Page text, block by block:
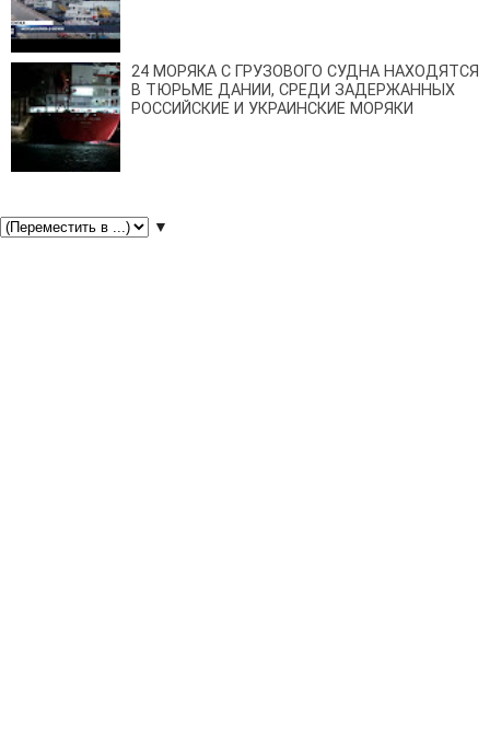
24 МОРЯКА С ГРУЗОВОГО СУДНА НАХОДЯТСЯ
В ТЮРЬМЕ ДАНИИ, СРЕДИ ЗАДЕРЖАННЫХ
РОССИЙСКИЕ И УКРАИНСКИЕ МОРЯКИ
▼